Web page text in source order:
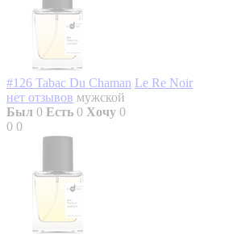
#126 Tabac Du Chaman Le Re Noir
нет отзывов мужской
Был 0 Есть 0 Хочу 0
0 0